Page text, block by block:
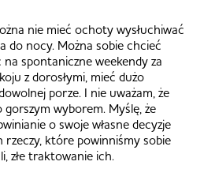
nie mieć ochoty wysłuchiwać
do nocy. Można sobie chcieć
na spontaniczne weekendy za
z dorosłymi, mieć dużo
porze. I nie uważam, że
wyborem. Myślę, że
o swoje własne decyzje
rzeczy, które powinniśmy sobie
złe traktowanie ich.